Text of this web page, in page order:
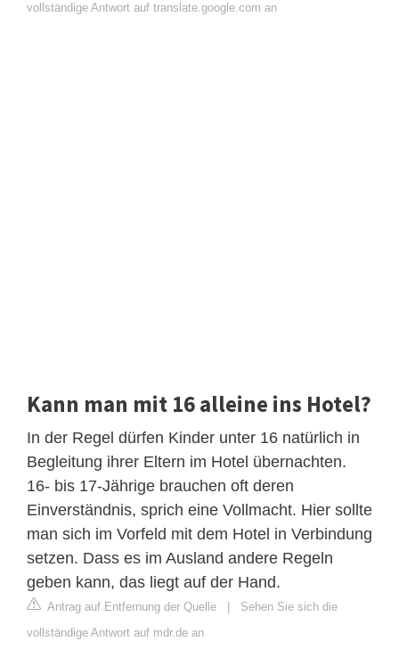
vollständige Antwort auf translate.google.com an
Kann man mit 16 alleine ins Hotel?
In der Regel dürfen Kinder unter 16 natürlich in
Begleitung ihrer Eltern im Hotel übernachten.
16- bis 17-Jährige brauchen oft deren
Einverständnis, sprich eine Vollmacht. Hier sollte
man sich im Vorfeld mit dem Hotel in Verbindung
setzen. Dass es im Ausland andere Regeln
geben kann, das liegt auf der Hand.
Antrag auf Entfernung der Quelle
Sehen Sie sich die
vollständige Antwort auf mdr.de an